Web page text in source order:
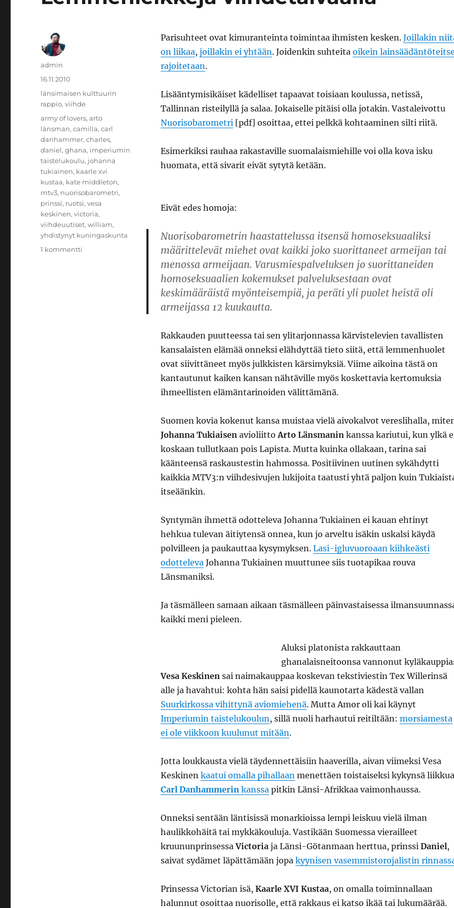
Parisuhteet ovat kimuranteinta toimintaa ihmisten kesken. Joillakin
on liikaa, joillakin ei yhtään. Joidenkin suhteita oikein lainsäädäntöteitse
rajoitetaan.
Lisääntymisikäiset kädelliset tapaavat toisiaan koulussa, netissä,
Tallinnan risteilyllä ja salaa. Jokaiselle pitäisi olla jotakin. Vastaleivottu
Nuorisobarometri[pdf] osoittaa, ettei pelkkä kohtaaminen silti riitä.
Esimerkiksi rauhaa rakastaville suomalaismiehille voi olla kova isku
huomata, että sivarit eivät sytytä ketään.
Eivät edes homoja:
Nuorisobarometrin haastattelussa itsensä homoseksuaaliksi
määrittelevät miehet ovat kaikki joko suorittaneet armeijan tai
menossa armeijaan. Varusmiespalveluksen jo suorittaneiden
homoseksuaalien kokemukset palveluksestaan ovat
keskimääräistä myönteisempiä, ja peräti yli puolet heistä oli
armeijassa 12 kuukautta.
Rakkauden puutteessa tai sen ylitarjonnassa kärvistelevien tavallisten
kansalaisten elämää onneksi elähdyttää tieto siitä, että lemmenhuolet
ovat siivittäneet myös julkkisten kärsimyksiä. Viime aikoina tästä on
kantautunut kaiken kansan nähtäville myös koskettavia kertomuksia
ihmeellisten elämäntarinoiden välittämänä.
Suomen kovia kokenut kansa muistaa vielä aivokalvot vereslihalla,
Johanna TukiaisenavioliittoArto Länsmaninkanssa kariutui, kun ylkä
koskaan tullutkaan pois Lapista. Mutta kuinka ollakaan, tarina sai
käänteensä raskaustestin hahmossa. Positiivinen uutinen sykähdytti
kaikkia MTV3:n viihdesivujen lukijoita taatusti yhtä paljon kuin
itseäänkin.
Syntymän ihmettä odotteleva Johanna Tukiainen ei kauan ehtinyt
hehkua tulevan äitiytensä onnea, kun jo arveltu isäkin uskalsi käydä
polvilleen ja paukauttaa kysymyksen. Lasi-igluvuoroaan kiihkeästi
odottelevaJohanna Tukiainen muuttunee siis tuotapikaa rouva
Länsmaniksi.
Ja täsmälleen samaan aikaan täsmälleen päinvastaisessa
kaikki meni pieleen.
Aluksi platonista rakkauttaan
ghanalaisneitoonsa vannonut
Vesa Keskinensai naimakauppaa koskevan tekstiviestin Tex Willerinsä
alle ja havahtui: kohta hän saisi pidellä kaunotarta kädestä vallan
Suurkirkossa vihittynä aviomiehenä. Mutta Amor oli kai käynyt
Imperiumin taistelukoulun, sillä nuoli harhautui reitiltään: morsiamesta
ei ole viikkoon kuulunut mitään.
Jotta loukkausta vielä täydennettäisiin haaverilla, aivan viimeksi Vesa
Keskinen kaatui omalla pihallaanmenettäen toistaiseksi kykynsä liikkua
Carl Danhammerinkanssapitkin Länsi-Afrikkaa vaimonhaussa.
Onneksi sentään läntisissä monarkioissa lempi leiskuu vielä ilman
haulikkohäitä tai mykkäkouluja. Vastikään Suomessa vierailleet
kruununprinsessaVictoriaja Länsi-Götanmaan herttua, prinssi Daniel,
saivat sydämet läpättämään jopa kyynisen vasemmistorojalistin
Prinsessa Victorian isä, Kaarle XVI Kustaa, on omalla toiminnallaan
halunnut osoittaa nuorisolle, että rakkaus ei katso ikää tai lukumäärää.
Kirjoittaja
admin
Julkaistu
16.11.2010
Kategoriat
länsimaisen kulttuurin
rappio,viihde
Avainsanat
army of lovers,arto
länsman,camilla,carl
danhammer,charles,
daniel,ghana, imperiumin
taistelukoulu, johanna
tukiainen, kaarle xvi
kustaa, kate middleton,
mtv3, nuorisobarometri,
prinssi, ruotsi,vesa
keskinen,victoria,
viihdeuutiset,william,
yhdistynyt kuningaskunta
1 kommentti